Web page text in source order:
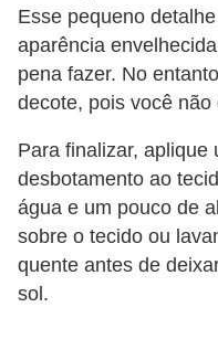
Esse pequeno
aparência
pena fazer. No
decote, pois você
Para finalizar, aplique
desbotamento ao
água e um pouco de
sobre o tecido ou
quente antes de
sol.